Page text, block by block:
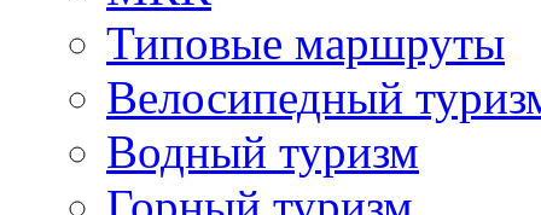
Типовые маршруты
Велосипедный
Водный туризм